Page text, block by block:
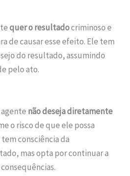
quer o resultadocriminoso e
de causar esse efeito. Ele tem
do resultado, assumindo
pelo ato.
não deseja diretamente
o risco de que ele possa
consciência da
mas opta por continuar a